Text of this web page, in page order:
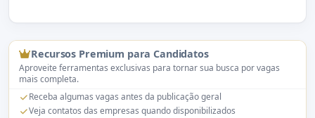
Recursos Premium para Candidatos
Aproveite ferramentas exclusivas para tornar sua busca por vagas
mais completa.
Receba algumas vagas antes da publicação geral
Veja contatos das empresas quando disponibilizados